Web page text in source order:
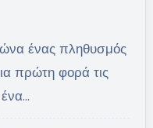
πρώτη φορά τις